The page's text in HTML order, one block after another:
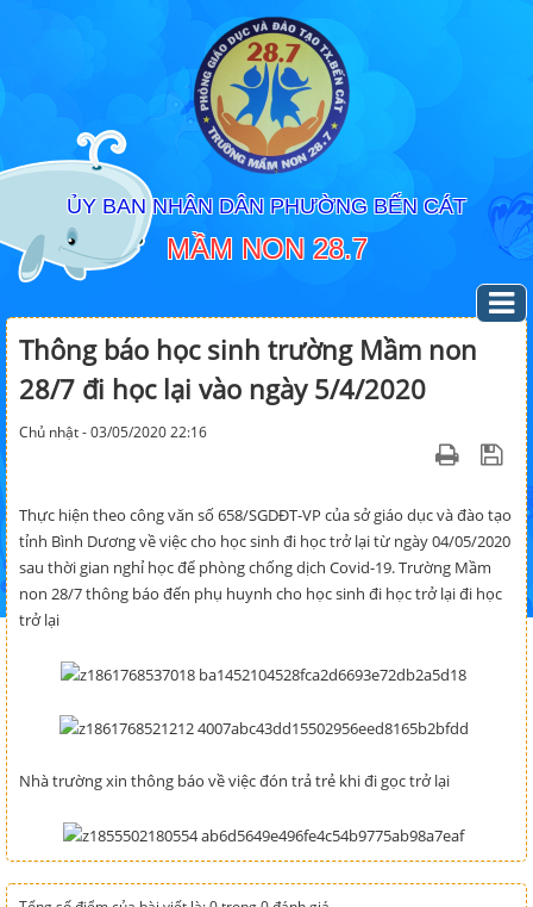
ỦY BAN NHÂN DÂN PHƯỜNG BẾN CÁT
MẦM NON 28.7
Thông báo học sinh trường Mầm non
28/7 đi học lại vào ngày 5/4/2020
Chủ nhật - 03/05/2020 22:16
Thực hiện theo công văn số 658/SGDĐT-VP của sở giáo dục và đào tạo
tỉnh Bình Dương về việc cho học sinh đi học trở lại từ ngày 04/05/2020
sau thời gian nghỉ học để phòng chống dịch Covid-19. Trường Mầm
non 28/7 thông báo đến phụ huynh cho học sinh đi học trở lại đi học
trở lại
Nhà trường xin thông báo về việc đón trả trẻ khi đi gọc trở lại